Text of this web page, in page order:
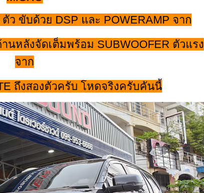
ว ขับด้วย DSP และ POWERAMP จาก
นหลังจัดเต็มพร้อม SUBWOOFER ตัวแรง
จาก
ถึงสองตัวครับ โหดจริงครับคันนี้